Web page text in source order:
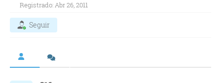
Registrado: Abr 26, 2011
Seguir